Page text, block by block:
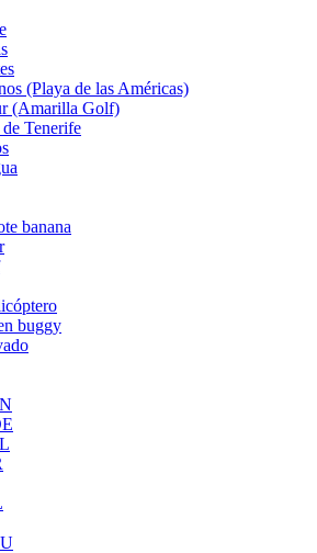
(Playa de las Américas)
(Amarilla Golf)
Tenerife
banana
buggy